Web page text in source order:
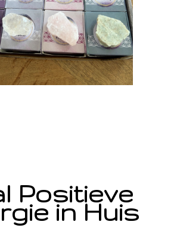
Positieve
in Huis